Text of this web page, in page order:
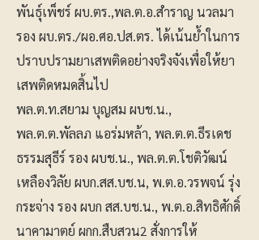
พันธุ์เพ็ชร์ ผบ.ตร.,พล.ต.อ.สำราญ นวลมา
รอง ผบ.ตร./ผอ.ศอ.ปส.ตร. ได้เน้นย้ำในการ
ปราบปรามยาเสพติดอย่างจริงจังเพื่อให้ยา
เสพติดหมดสิ้นไป
พล.ต.ท.สยาม บุญสม ผบช.น.,
พล.ต.ต.พัลลภ แอร่มหล้า, พล.ต.ต.ธีรเดช
ธรรมสุธีร์ รอง ผบช.น., พล.ต.ต.โชติวัฒน์
เหลืองวิลัย ผบก.สส.บช.น, พ.ต.อ.วรพจน์ รุ่ง
กระจ่าง รอง ผบก สส.บช.น., พ.ต.อ.สิทธิศักดิ์
นาคามาตย์ ผกก.สืบสวน2 สั่งการให้